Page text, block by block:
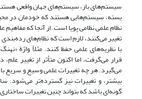
سیستم‌های باز، سیستم‌های جهان واقعی
بسته، سیستم‌هایی هستند که خودمان در
نظام علمی نظامی پویا است. از آنجا که
تغییر می‌کنند، لازم است که نظام‌های
با نظریه‌های علمی حفظ کنند. مثلاً واژة
قرار می‌گرفت، اما اکنون متأثر از تغییر علم،
می‌گیرد. هر چه تغییرات علمی وسیع و سریع
بیشتر، و تغییرات نیز گسترده‌تر می‌شود.
گونه‌ای باشد که بتواند چنین تغییرات